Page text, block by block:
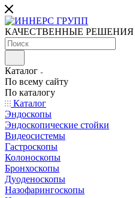
КАЧЕСТВЕННЫЕ
Каталог
По всему сайту
По каталогу
Каталог
Эндоскопы
Эндоскопические стойки
Видеосистемы
Гастроскопы
Колоноскопы
Бронхоскопы
Дуоденоскопы
Назофарингоскопы